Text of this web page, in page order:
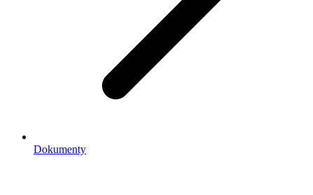
Dokumenty